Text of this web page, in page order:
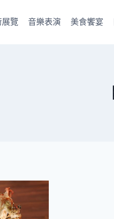
展覽 音樂表演 美食饗宴